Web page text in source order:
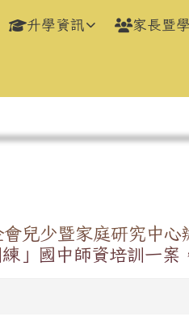
升學資訊 家長暨
兒少暨家庭研究中心
」國中師資培訓一案